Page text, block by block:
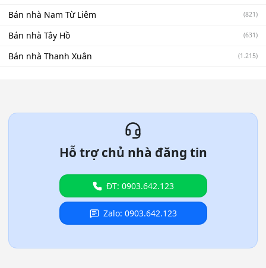
Bán nhà Nam Từ Liêm (821)
Bán nhà Tây Hồ (631)
Bán nhà Thanh Xuân (1.215)
Hỗ trợ chủ nhà đăng tin
ĐT: 0903.642.123
Zalo: 0903.642.123